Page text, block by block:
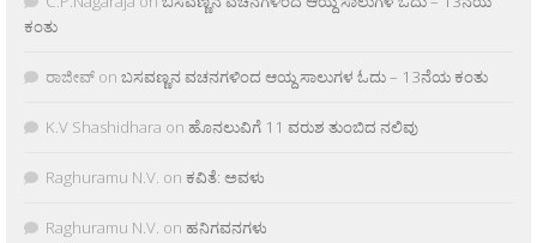
ಕಂತು
ರಾಜೀವ್ on ಬಸವಣ್ಣನ ವಚನಗಳಿಂದ ಆಯ್ದ ಸಾಲುಗಳ ಓದು – 13ನೆಯ ಕಂತು
K.V Shashidhara on ಹೊನಲುವಿಗೆ 11 ವರುಶ ತುಂಬಿದ ನಲಿವು
Raghuramu N.V. on ಕವಿತೆ: ಅವಳು
Raghuramu N.V. on ಹನಿಗವನಗಳು